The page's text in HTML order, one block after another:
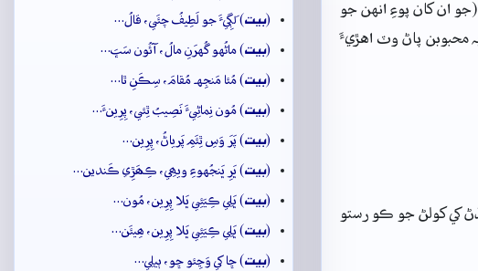
ان کان پوءِ انهن جو
محبوبن پاڻ وٽ اهڙيءَ
کي کولڻ جو ڪو رستو
(بيت) لَڳِيءَ جو لَطِيفُ چئَي، قالُ…
(بيت) ماڻُهو گُهرَنِ مالُ، آئُون سَڀَ…
(بيت) مُئا مَنجِهہ مُقامَ، سِڪَنِ ٿا…
(بيت) مُون نِماڻِيءَ نَصِيبُ ٿِئي، پِرِينءَ…
(بيت) پَرَ وَسِ ٿِئَمِ پَرياڻُ، پِرِين…
(بيت) ڀَرِ ڀَنجُهوءِ ويھِي، ڪِھَڙِي ڪَندين…
(بيت) ڀَلِي ڪِيَئِي ڀَلا پِرِين، مُون…
(بيت) ڀَلِي ڪِيَئِي ڀَلا پِرِين، ھِيئَن…
(بيت) ڇا کي وَڃِئو ڇو، ٻيلِي…